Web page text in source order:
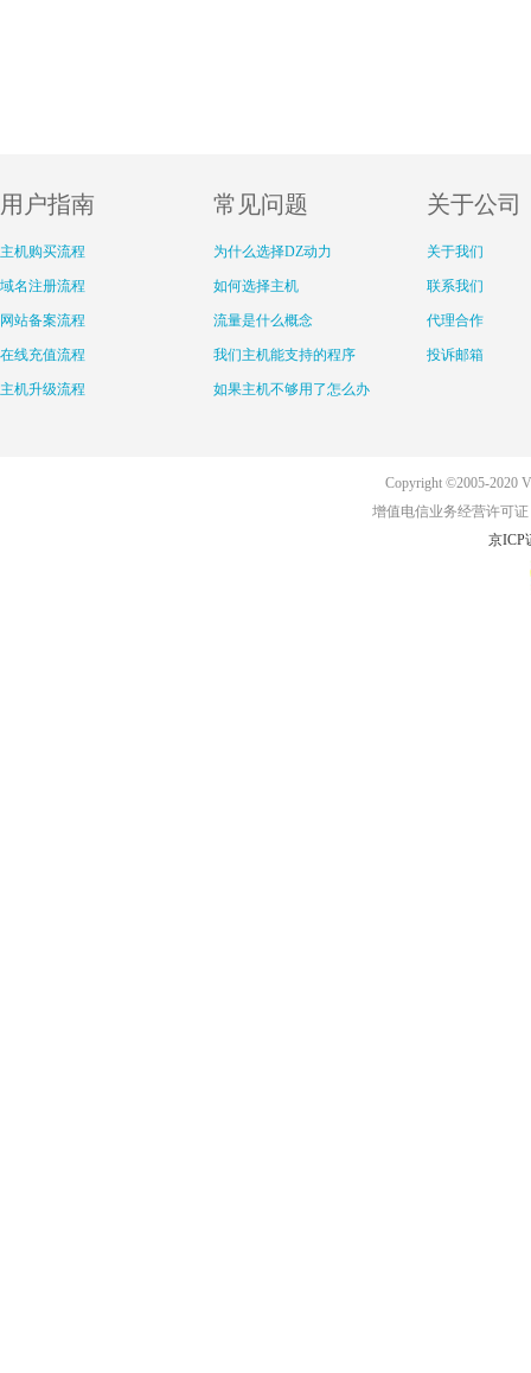
用户指南
主机购买流程
域名注册流程
网站备案流程
在线充值流程
主机升级流程
常见问题
为什么选择DZ动力
如何选择主机
流量是什么概念
我们主机能支持的程序
如果主机不够用了怎么办
关于公司
关于我们
联系我们
代理合作
投诉邮箱
Copyright ©2005-2020
增值电信业务经营许可证
京ICP